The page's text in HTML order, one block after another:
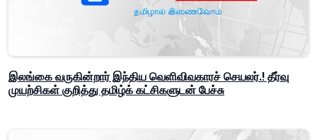
இலங்கை வருகின்றார் இந்திய வெளிவிவகாரச் செயலர்.! தீர்வு
முயற்சிகள் குறித்து தமிழ்க் கட்சிகளுடன் பேச்சு